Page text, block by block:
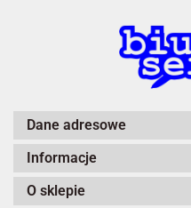
Dane adresowe
Informacje
O sklepie